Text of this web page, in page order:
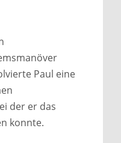
Paul eine
der er das
konnte.